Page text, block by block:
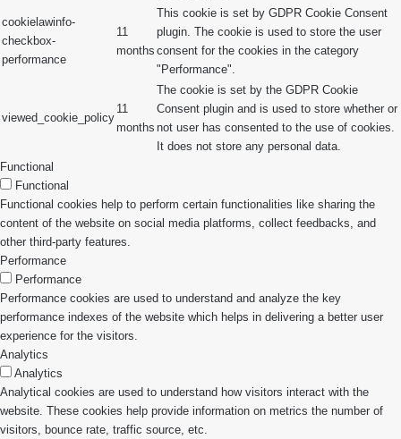
cookielawinfo-
checkbox-
performance
11
months
This cookie is set by GDPR Cookie Consent
plugin. The cookie is used to store the user
consent for the cookies in the category
"Performance".
viewed_cookie_policy
11
months
The cookie is set by the GDPR Cookie
Consent plugin and is used to store whether or
not user has consented to the use of cookies.
It does not store any personal data.
Functional
Functional
Functional cookies help to perform certain functionalities like sharing the
content of the website on social media platforms, collect feedbacks, and
other third-party features.
Performance
Performance
Performance cookies are used to understand and analyze the key
performance indexes of the website which helps in delivering a better user
experience for the visitors.
Analytics
Analytics
Analytical cookies are used to understand how visitors interact with the
website. These cookies help provide information on metrics the number of
visitors, bounce rate, traffic source, etc.